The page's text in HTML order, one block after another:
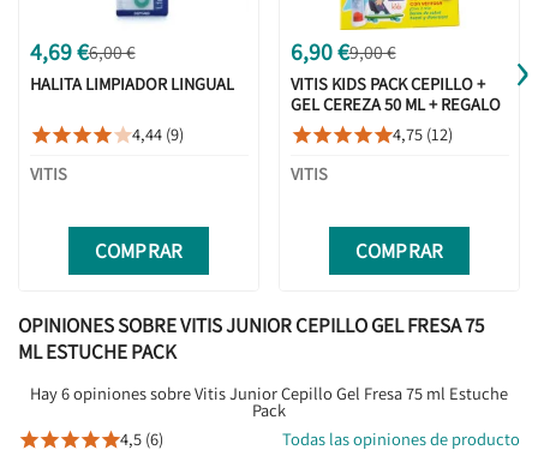
4,69 €6,00 €
HALITA LIMPIADOR LINGUAL
4,44 (9)
VITIS
COMPRAR
6,90 €9,00 €
VITIS KIDS PACK CEPILLO +
GEL CEREZA 50 ML + REGALO
4,75 (12)
VITIS
COMPRAR
›
OPINIONES SOBRE VITIS JUNIOR CEPILLO GEL FRESA 75
ML ESTUCHE PACK
Hay 6 opiniones sobre Vitis Junior Cepillo Gel Fresa 75 ml Estuche
Pack
4,5 (6) Todas las opiniones de producto